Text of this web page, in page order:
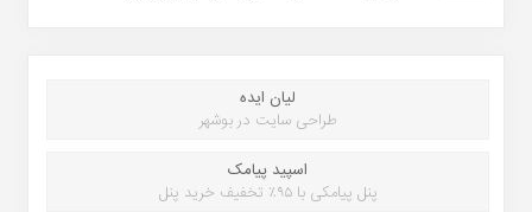
لیان ایده
طراحی سایت در بوشهر
اسپید پیامک
پنل پیامکی با ۹۵٪ تخفیف خرید پنل